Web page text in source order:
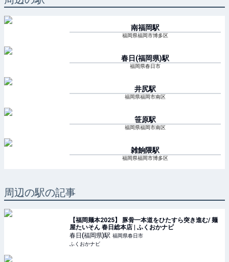
南福岡駅
福岡県福岡市博多区
春日(福岡県)駅
福岡県春日市
井尻駅
福岡県福岡市南区
笹原駅
福岡県福岡市南区
雑餉隈駅
福岡県福岡市博多区
周辺の駅の記事
【福岡麺本2025】 豚骨一本道をひたすら突き進む/ 麺
屋たいそん 春日総本店 | ふくおかナビ
春日(福岡県)駅 福岡県春日市
ふくおかナビ